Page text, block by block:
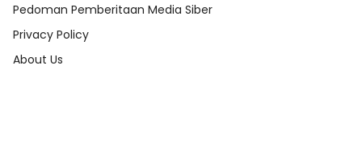
Pedoman Pemberitaan Media Siber
Privacy Policy
About Us